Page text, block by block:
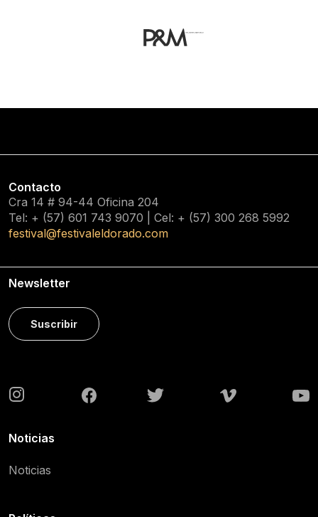
Contacto
Cra 14 # 94-44 Oficina 204
Tel: + (57) 601 743 9070 | Cel: + (57) 300 268 5992
festival@festivaleldorado.com
Newsletter
Suscribir
Noticias
Noticias